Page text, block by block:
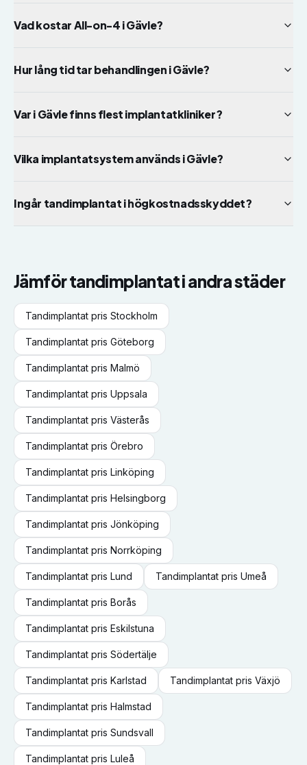
Vad kostar All-on-4 i Gävle?
Hur lång tid tar behandlingen i Gävle?
Var i Gävle finns flest implantatkliniker?
Vilka implantatsystem används i Gävle?
Ingår tandimplantat i högkostnadsskyddet?
Jämförtandimplantati andra städer
Tandimplantat pris Stockholm
Tandimplantat pris Göteborg
Tandimplantat pris Malmö
Tandimplantat pris Uppsala
Tandimplantat pris Västerås
Tandimplantat pris Örebro
Tandimplantat pris Linköping
Tandimplantat pris Helsingborg
Tandimplantat pris Jönköping
Tandimplantat pris Norrköping
Tandimplantat pris Lund Tandimplantat pris Umeå
Tandimplantat pris Borås
Tandimplantat pris Eskilstuna
Tandimplantat pris Södertälje
Tandimplantat pris Karlstad Tandimplantat pris Växjö
Tandimplantat pris Halmstad
Tandimplantat pris Sundsvall
Tandimplantat pris Luleå